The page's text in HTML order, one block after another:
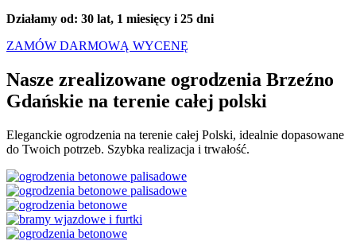
Działamy od: 30 lat, 1 miesięcy i 25 dni
ZAMÓW DARMOWĄ WYCENĘ
Nasze zrealizowane ogrodzenia Brzeźno
Gdańskie na terenie całej polski
Eleganckie ogrodzenia na terenie całej Polski, idealnie dopasowane
do Twoich potrzeb. Szybka realizacja i trwałość.